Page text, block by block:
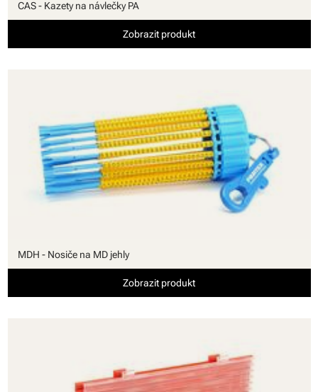
CAS - Kazety na návlečky PA
Zobrazit produkt
MDH - Nosiče na MD jehly
Zobrazit produkt